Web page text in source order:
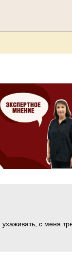
с меня